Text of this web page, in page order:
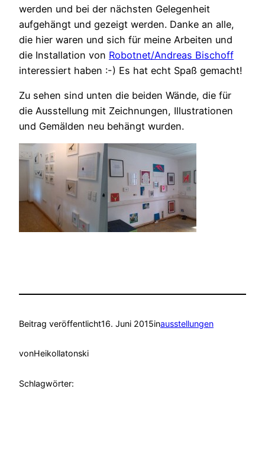
werden und bei der nächsten Gelegenheit
aufgehängt und gezeigt werden. Danke an alle,
die hier waren und sich für meine Arbeiten und
die Installation von Robotnet/Andreas Bischoff
interessiert haben :-) Es hat echt Spaß gemacht!
Zu sehen sind unten die beiden Wände, die für
die Ausstellung mit Zeichnungen, Illustrationen
und Gemälden neu behängt wurden.
Beitrag veröffentlicht16. Juni 2015inausstellungen
vonHeikollatonski
Schlagwörter: